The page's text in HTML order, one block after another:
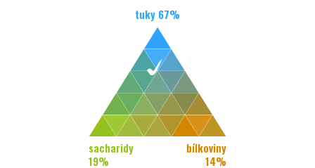
tuky 67%
sacharidy
19%
bílkoviny
14%